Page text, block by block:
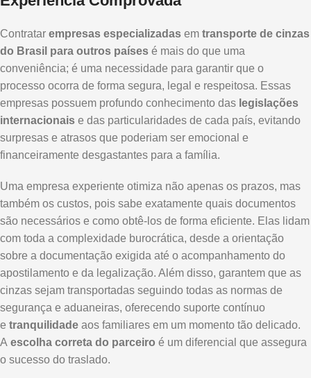
Contratar empresas especializadas em transporte de cinzas
do Brasil para outros países é mais do que uma
conveniência; é uma necessidade para garantir que o
processo ocorra de forma segura, legal e respeitosa. Essas
empresas possuem profundo conhecimento das legislações
internacionais e das particularidades de cada país, evitando
surpresas e atrasos que poderiam ser emocional e
financeiramente desgastantes para a família.
Uma empresa experiente otimiza não apenas os prazos, mas
também os custos, pois sabe exatamente quais documentos
são necessários e como obtê-los de forma eficiente. Elas lidam
com toda a complexidade burocrática, desde a orientação
sobre a documentação exigida até o acompanhamento do
apostilamento e da legalização. Além disso, garantem que as
cinzas sejam transportadas seguindo todas as normas de
segurança e aduaneiras, oferecendo suporte contínuo
e tranquilidade aos familiares em um momento tão delicado.
A escolha correta do parceiro é um diferencial que assegura
o sucesso do traslado.